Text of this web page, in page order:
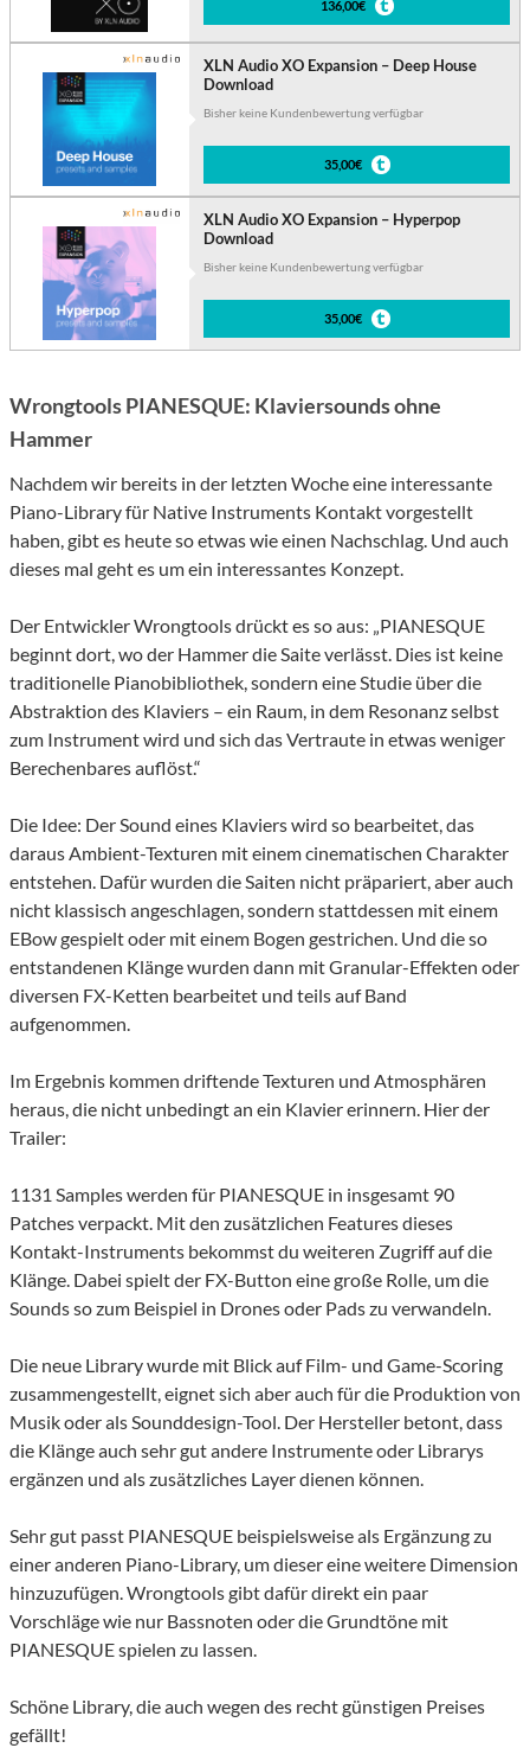
136,00€
XLN Audio XO Expansion – Deep House
Download
Bisher keine Kundenbewertung verfügbar
35,00€
XLN Audio XO Expansion – Hyperpop
Download
Bisher keine Kundenbewertung verfügbar
35,00€
Wrongtools PIANESQUE: Klaviersounds ohne
Hammer
Nachdem wir bereits in der letzten Woche eine interessante
Piano-Library für Native Instruments Kontakt vorgestellt
haben, gibt es heute so etwas wie einen Nachschlag. Und auch
dieses mal geht es um ein interessantes Konzept.
Der Entwickler Wrongtools drückt es so aus: „PIANESQUE
beginnt dort, wo der Hammer die Saite verlässt. Dies ist keine
traditionelle Pianobibliothek, sondern eine Studie über die
Abstraktion des Klaviers – ein Raum, in dem Resonanz selbst
zum Instrument wird und sich das Vertraute in etwas weniger
Berechenbares auflöst.“
Die Idee: Der Sound eines Klaviers wird so bearbeitet, das
daraus Ambient-Texturen mit einem cinematischen Charakter
entstehen. Dafür wurden die Saiten nicht präpariert, aber auch
nicht klassisch angeschlagen, sondern stattdessen mit einem
EBow gespielt oder mit einem Bogen gestrichen. Und die so
entstandenen Klänge wurden dann mit Granular-Effekten oder
diversen FX-Ketten bearbeitet und teils auf Band
aufgenommen.
Im Ergebnis kommen driftende Texturen und Atmosphären
heraus, die nicht unbedingt an ein Klavier erinnern. Hier der
Trailer:
1131 Samples werden für PIANESQUE in insgesamt 90
Patches verpackt. Mit den zusätzlichen Features dieses
Kontakt-Instruments bekommst du weiteren Zugriff auf die
Klänge. Dabei spielt der FX-Button eine große Rolle, um die
Sounds so zum Beispiel in Drones oder Pads zu verwandeln.
Die neue Library wurde mit Blick auf Film- und Game-Scoring
zusammengestellt, eignet sich aber auch für die Produktion von
Musik oder als Sounddesign-Tool. Der Hersteller betont, dass
die Klänge auch sehr gut andere Instrumente oder Librarys
ergänzen und als zusätzliches Layer dienen können.
Sehr gut passt PIANESQUE beispielsweise als Ergänzung zu
einer anderen Piano-Library, um dieser eine weitere Dimension
hinzuzufügen. Wrongtools gibt dafür direkt ein paar
Vorschläge wie nur Bassnoten oder die Grundtöne mit
PIANESQUE spielen zu lassen.
Schöne Library, die auch wegen des recht günstigen Preises
gefällt!